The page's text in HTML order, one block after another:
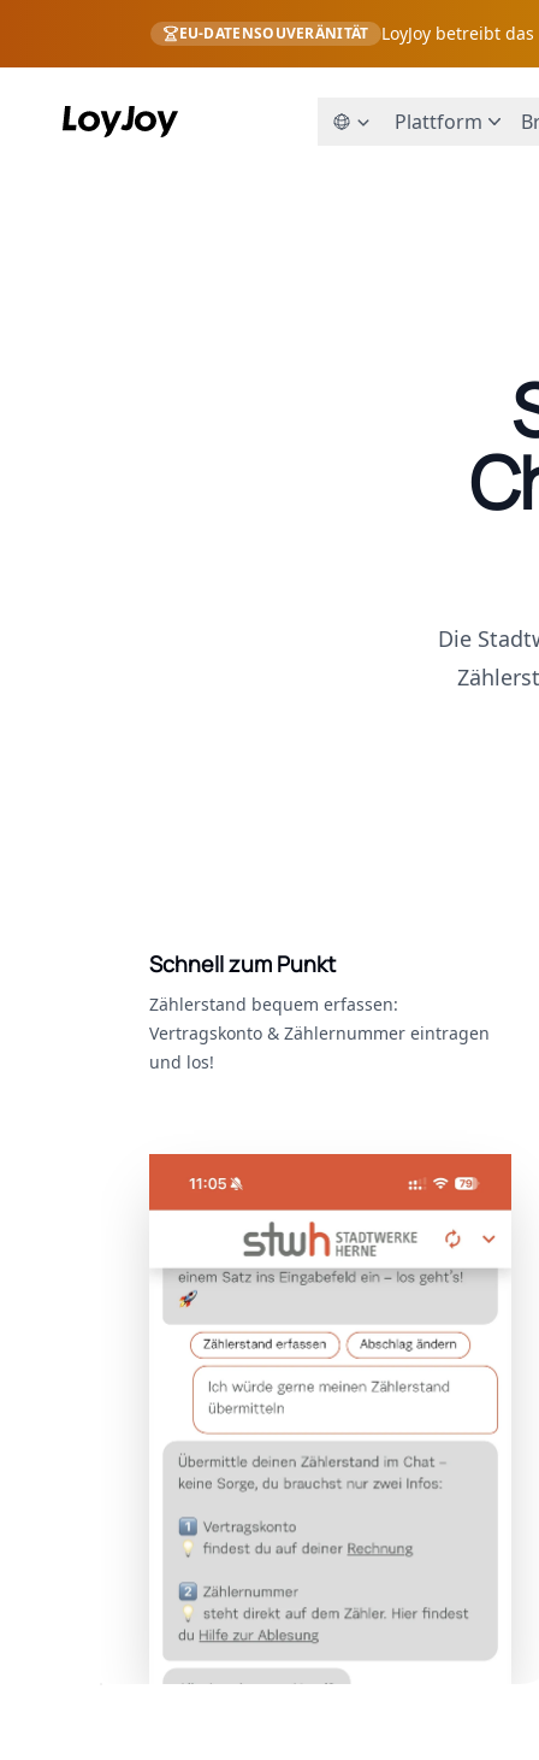
EU-DATENSOUVERÄNITÄT LoyJoy betreibt
Plattform
Die
Schnell zum Punkt
Zählerstand bequem erfassen:
Vertragskonto & Zählernummer eintragen
und los!